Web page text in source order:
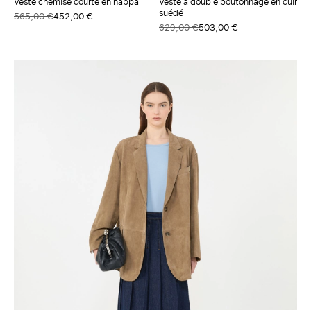
565,00 €452,00 €
suédé
629,00 €503,00 €